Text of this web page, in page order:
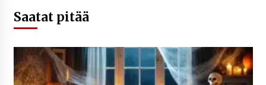
Saatat pitää